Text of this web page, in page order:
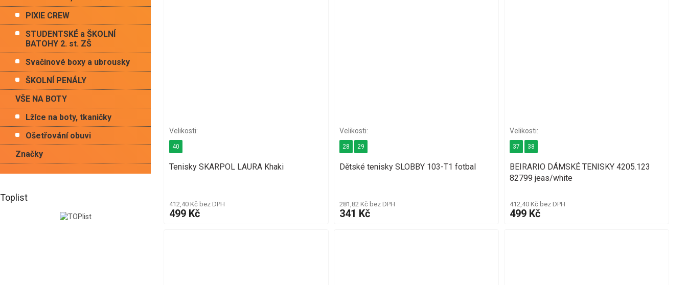
PIXIE CREW
STUDENTSKÉ a ŠKOLNÍ
BATOHY 2. st. ZŠ
Svačinové boxy a ubrousky
ŠKOLNÍ PENÁLY
VŠE NA BOTY
Lžíce na boty, tkaničky
Ošetřování obuvi
Značky
Toplist
Tenisky SKARPOL LAURA Khaki
412,40 Kč bez DPH
499 Kč
40
Dětské tenisky SLOBBY 103-T1 fotbal
281,82 Kč bez DPH
341 Kč
28 29
BEIRARIO DÁMSKÉ TENISKY 4205.123
82799 jeas/white
412,40 Kč bez DPH
499 Kč
37 38